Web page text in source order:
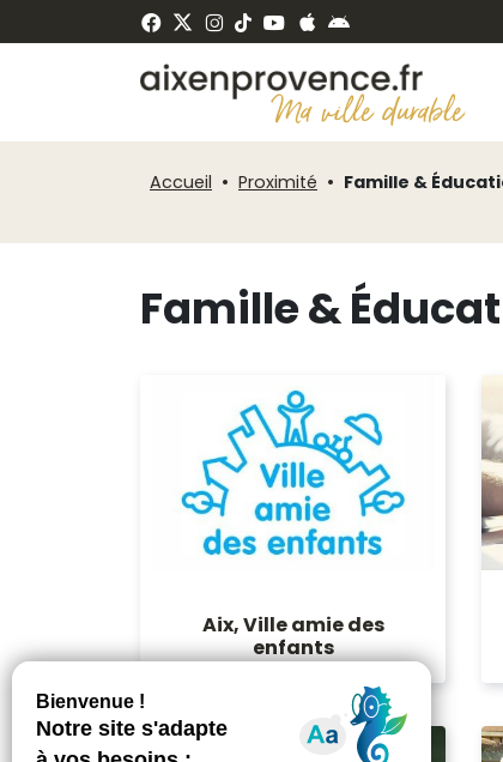
Accueil Proximité Famille &
Famille &
Aix, Ville amie des
enfants
de
Panneau de gestion des cookies